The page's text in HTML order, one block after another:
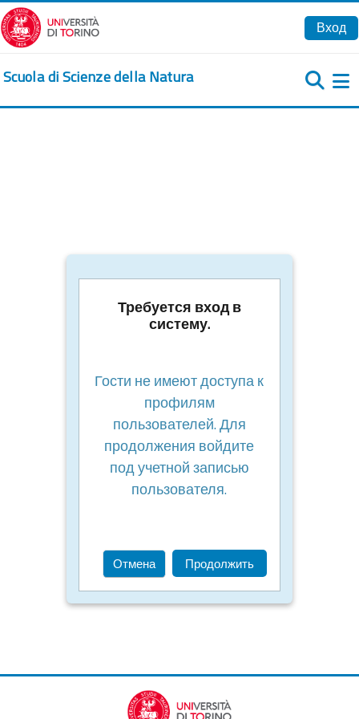
Перейти к основному содержанию
Вход
Scuola di Scienze della Natura
Требуется вход в
систему.
Гости не имеют доступа к
профилям
пользователей. Для
продолжения войдите
под учетной записью
пользователя.
Отмена Продолжить